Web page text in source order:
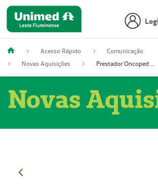
Acesso Rápido
Comunicação
Novas Aquisições
Prestador Oncoped Serviços Médicos (51004335-0)
Novas